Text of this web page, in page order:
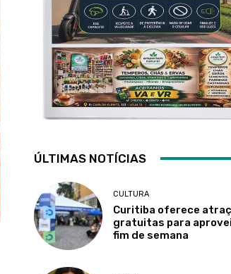
ÚLTIMAS NOTÍCIAS
CULTURA
Curitiba oferece
gratuitas para
fim de semana